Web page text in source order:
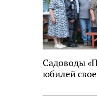
Садоводы
юбилей